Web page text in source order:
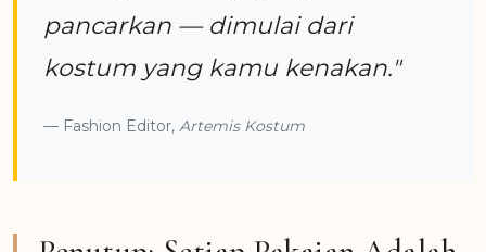
pancarkan — dimulai dari
kostum yang kamu kenakan."
Fashion Editor, Artemis Kostum